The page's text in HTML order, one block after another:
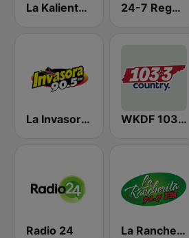
La Kaliente 90.7 FM 24-7 Reggae
La Invasora 90.5 FM WKDF 103.3 Country
Radio 24 La Rancherita 91.7 FM